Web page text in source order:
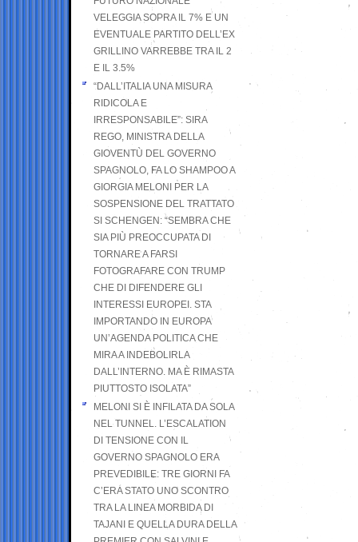
VELEGGIA SOPRA IL 7% E UN
EVENTUALE PARTITO DELL’EX
GRILLINO VARREBBE TRA IL 2
E IL 3.5%
“DALL’ITALIA UNA MISURA
RIDICOLA E
IRRESPONSABILE”: SIRA
REGO, MINISTRA DELLA
GIOVENTÙ DEL GOVERNO
SPAGNOLO, FA LO SHAMPOO A
GIORGIA MELONI PER LA
SOSPENSIONE DEL TRATTATO
SI SCHENGEN: “SEMBRA CHE
SIA PIÙ PREOCCUPATA DI
TORNARE A FARSI
FOTOGRAFARE CON TRUMP
CHE DI DIFENDERE GLI
INTERESSI EUROPEI. STA
IMPORTANDO IN EUROPA
UN’AGENDA POLITICA CHE
MIRA A INDEBOLIRLA
DALL’INTERNO. MA È RIMASTA
PIUTTOSTO ISOLATA”
MELONI SI È INFILATA DA SOLA
NEL TUNNEL. L’ESCALATION
DI TENSIONE CON IL
GOVERNO SPAGNOLO ERA
PREVEDIBILE: TRE GIORNI FA
C’ERA STATO UNO SCONTRO
TRA LA LINEA MORBIDA DI
TAJANI E QUELLA DURA DELLA